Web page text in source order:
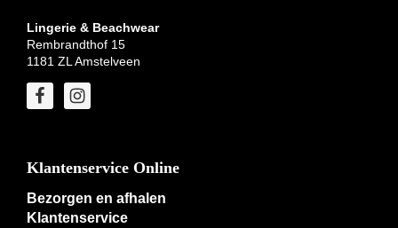
Lingerie & Beachwear
Rembrandthof 15
1181 ZL Amstelveen
Klantenservice Online
Bezorgen en afhalen
Klantenservice